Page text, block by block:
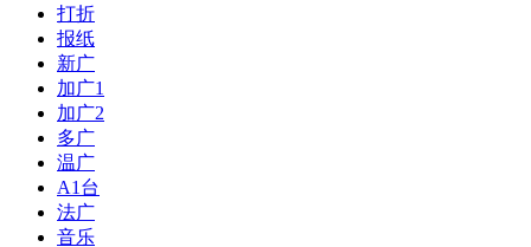
打折
报纸
新广
加广1
加广2
多广
温广
A1台
法广
音乐